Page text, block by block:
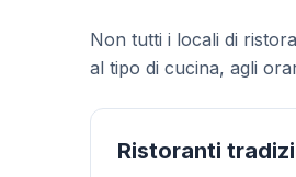
Non tutti i locali di
al tipo di cucina, agli
Ristoranti